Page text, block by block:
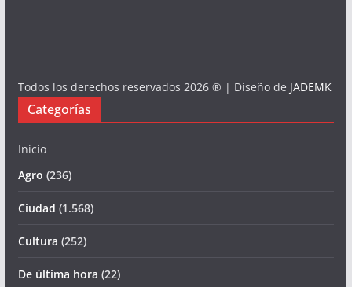
Todos los derechos reservados 2026 ® | Diseño de JADEMK
Categorías
Inicio
Agro (236)
Ciudad (1.568)
Cultura (252)
De última hora (22)